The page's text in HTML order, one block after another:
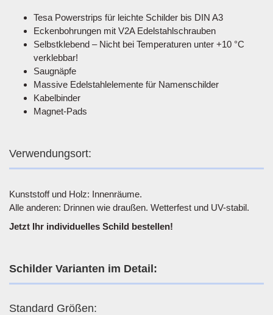
Tesa Powerstrips für leichte Schilder bis DIN A3
Eckenbohrungen mit V2A Edelstahlschrauben
Selbstklebend – Nicht bei Temperaturen unter +10 °C
verklebbar!
Saugnäpfe
Massive Edelstahlelemente für Namenschilder
Kabelbinder
Magnet-Pads
Verwendungsort:
Kunststoff und Holz: Innenräume.
Alle anderen: Drinnen wie draußen. Wetterfest und UV-stabil.
Jetzt Ihr individuelles Schild bestellen!
Schilder Varianten im Detail:
Standard Größen: